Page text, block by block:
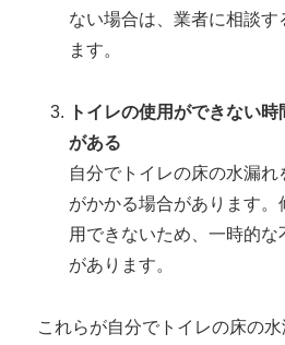
ない場合は、業者に相談す
ます。
トイレの使用ができない
がある
自分でトイレの床の水漏れ
がかかる場合があります。
用できないため、一時的
があります。
これらが自分でトイレの床の